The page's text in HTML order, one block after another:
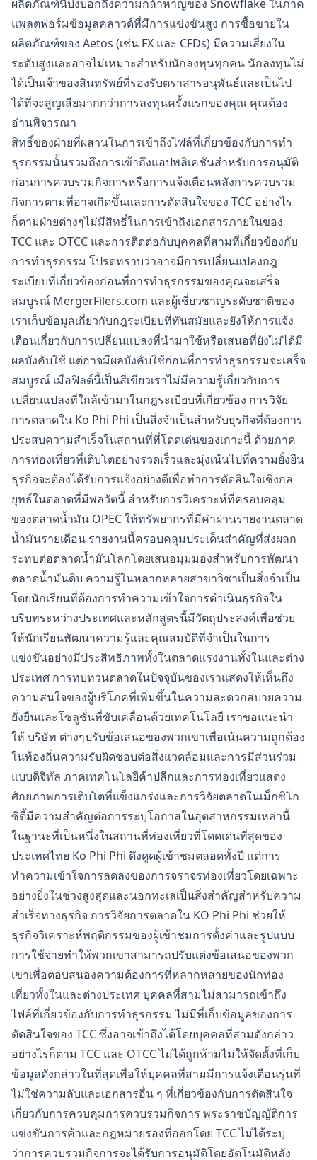
ผลิตภัณฑ์นี้บ่งบอกถึงความกล้าหาญของ Snowflake ในภาค
แพลตฟอร์มข้อมูลคลาวด์ที่มีการแข่งขันสูง การซื้อขายใน
ผลิตภัณฑ์ของ Aetos (เช่น FX และ CFDs) มีความเสี่ยงใน
ระดับสูงและอาจไม่เหมาะสำหรับนักลงทุนทุกคน นักลงทุนไม่
ได้เป็นเจ้าของสินทรัพย์ที่รองรับตราสารอนุพันธ์และเป็นไป
ได้ที่จะสูญเสียมากกว่าการลงทุนครั้งแรกของคุณ คุณต้อง
อ่านพิจารณา
สิทธิ์ของฝ่ายที่ผสานในการเข้าถึงไฟล์ที่เกี่ยวข้องกับการทำ
ธุรกรรมนั้นรวมถึงการเข้าถึงแอปพลิเคชันสำหรับการอนุมัติ
ก่อนการควบรวมกิจการหรือการแจ้งเตือนหลังการควบรวม
กิจการตามที่อาจเกิดขึ้นและการตัดสินใจของ TCC อย่างไร
ก็ตามฝ่ายต่างๆไม่มีสิทธิ์ในการเข้าถึงเอกสารภายในของ
TCC และ OTCC และการติดต่อกับบุคคลที่สามที่เกี่ยวข้องกับ
การทำธุรกรรม โปรดทราบว่าอาจมีการเปลี่ยนแปลงกฎ
ระเบียบที่เกี่ยวข้องก่อนที่การทำธุรกรรมของคุณจะเสร็จ
สมบูรณ์ MergerFilers.com และผู้เชี่ยวชาญระดับชาติของ
เราเก็บข้อมูลเกี่ยวกับกฎระเบียบที่ทันสมัยและยังให้การแจ้ง
เตือนเกี่ยวกับการเปลี่ยนแปลงที่นำมาใช้หรือเสนอที่ยังไม่ได้มี
ผลบังคับใช้ แต่อาจมีผลบังคับใช้ก่อนที่การทำธุรกรรมจะเสร็จ
สมบูรณ์ เมื่อฟิลด์นี้เป็นสีเขียวเราไม่มีความรู้เกี่ยวกับการ
เปลี่ยนแปลงที่ใกล้เข้ามาในกฎระเบียบที่เกี่ยวข้อง การวิจัย
การตลาดใน Ko Phi Phi เป็นสิ่งจำเป็นสำหรับธุรกิจที่ต้องการ
ประสบความสำเร็จในสถานที่ที่โดดเด่นของเกาะนี้ ด้วยภาค
การท่องเที่ยวที่เติบโตอย่างรวดเร็วและมุ่งเน้นไปที่ความยั่งยืน
ธุรกิจจะต้องได้รับการแจ้งอย่างดีเพื่อทำการตัดสินใจเชิงกล
ยุทธ์ในตลาดที่มีพลวัตนี้ สำหรับการวิเคราะห์ที่ครอบคลุม
ของตลาดน้ำมัน OPEC ให้ทรัพยากรที่มีค่าผ่านรายงานตลาด
น้ำมันรายเดือน รายงานนี้ครอบคลุมประเด็นสำคัญที่ส่งผลก
ระทบต่อตลาดน้ำมันโลกโดยเสนอมุมมองสำหรับการพัฒนา
ตลาดน้ำมันดิบ ความรู้ในหลากหลายสาขาวิชาเป็นสิ่งจำเป็น
โดยนักเรียนที่ต้องการทำความเข้าใจการดำเนินธุรกิจใน
บริบทระหว่างประเทศและหลักสูตรนี้มีวัตถุประสงค์เพื่อช่วย
ให้นักเรียนพัฒนาความรู้และคุณสมบัติที่จำเป็นในการ
แข่งขันอย่างมีประสิทธิภาพทั้งในตลาดแรงงานทั้งในและต่าง
ประเทศ การทบทวนตลาดในปัจจุบันของเราแสดงให้เห็นถึง
ความสนใจของผู้บริโภคที่เพิ่มขึ้นในความสะดวกสบายความ
ยั่งยืนและโซลูชั่นที่ขับเคลื่อนด้วยเทคโนโลยี เราขอแนะนำ
ให้ บริษัท ต่างๆปรับข้อเสนอของพวกเขาเพื่อเน้นความถูกต้อง
ในท้องถิ่นความรับผิดชอบต่อสิ่งแวดล้อมและการมีส่วนร่วม
แบบดิจิทัล ภาคเทคโนโลยีค้าปลีกและการท่องเที่ยวแสดง
ศักยภาพการเติบโตที่แข็งแกร่งและการวิจัยตลาดในเม็กซิโก
ซิตี้มีความสำคัญต่อการระบุโอกาสในอุตสาหกรรมเหล่านี้
ในฐานะที่เป็นหนึ่งในสถานที่ท่องเที่ยวที่โดดเด่นที่สุดของ
ประเทศไทย Ko Phi Phi ดึงดูดผู้เข้าชมตลอดทั้งปี แต่การ
ทำความเข้าใจการลดลงของการจราจรท่องเที่ยวโดยเฉพาะ
อย่างยิ่งในช่วงสูงสุดและนอกทะเลเป็นสิ่งสำคัญสำหรับความ
สำเร็จทางธุรกิจ การวิจัยการตลาดใน KO Phi Phi ช่วยให้
ธุรกิจวิเคราะห์พฤติกรรมของผู้เข้าชมการตั้งค่าและรูปแบบ
การใช้จ่ายทำให้พวกเขาสามารถปรับแต่งข้อเสนอของพวก
เขาเพื่อตอบสนองความต้องการที่หลากหลายของนักท่อง
เที่ยวทั้งในและต่างประเทศ บุคคลที่สามไม่สามารถเข้าถึง
ไฟล์ที่เกี่ยวข้องกับการทำธุรกรรม ไม่มีที่เก็บข้อมูลของการ
ตัดสินใจของ TCC ซึ่งอาจเข้าถึงได้โดยบุคคลที่สามดังกล่าว
อย่างไรก็ตาม TCC และ OTCC ไม่ได้ถูกห้ามไม่ให้จัดตั้งที่เก็บ
ข้อมูลดังกล่าวในที่สุดเพื่อให้บุคคลที่สามมีการแจ้งเตือนรุ่นที่
ไม่ใช่ความลับและเอกสารอื่น ๆ ที่เกี่ยวข้องกับการตัดสินใจ
เกี่ยวกับการควบคุมการควบรวมกิจการ พระราชบัญญัติการ
แข่งขันการค้าและกฎหมายรองที่ออกโดย TCC ไม่ได้ระบุ
ว่าการควบรวมกิจการจะได้รับการอนุมัติโดยอัตโนมัติหลัง